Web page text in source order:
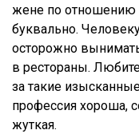
жене по отношению
буквально.
осторожно
в рестораны.
за такие
профессия хороша,
жуткая.